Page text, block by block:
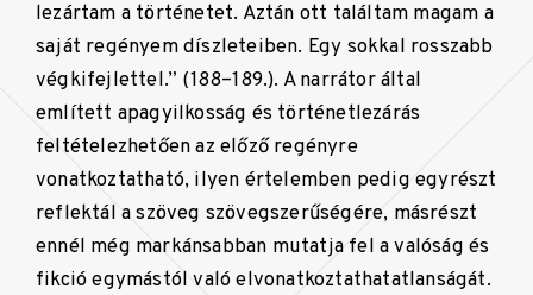
lezártam a történetet. Aztán ott találtam magam a
saját regényem díszleteiben. Egy sokkal rosszabb
végkifejlettel.” (188–189.). A narrátor által
említett apagyilkosság és történetlezárás
feltételezhetően az előző regényre
vonatkoztatható, ilyen értelemben pedig egyrészt
reflektál a szöveg szövegszerűségére, másrészt
ennél még markánsabban mutatja fel a valóság és
fikció egymástól való elvonatkoztathatatlanságát.